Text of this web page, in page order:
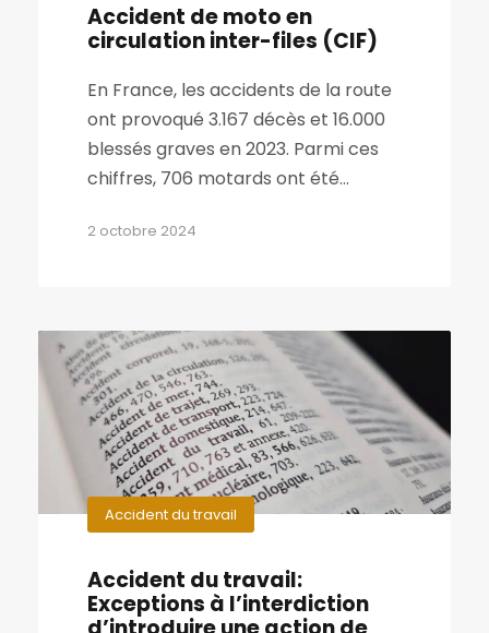
Accident de moto en
circulation inter-files (CIF)
En France, les accidents de la route
ont provoqué 3.167 décès et 16.000
blessés graves en 2023. Parmi ces
chiffres, 706 motards ont été...
2 octobre 2024
Accident du travail
Accident du travail:
Exceptions à l’interdiction